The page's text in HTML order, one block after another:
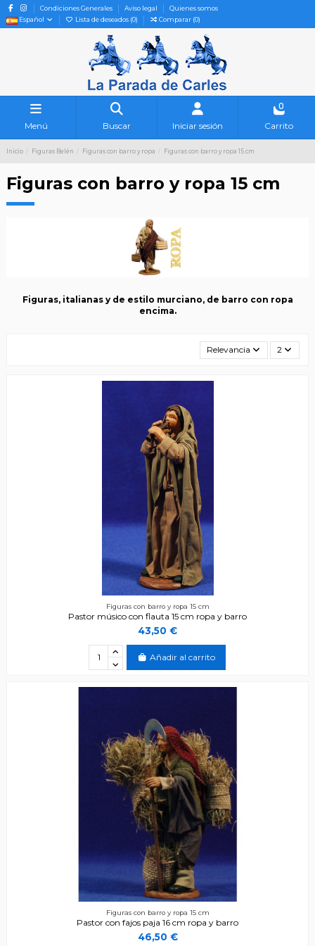
Condiciones Generales Aviso legal
Quienes somos
Español
Lista de deseados (0) Comparar (0)
Menú Buscar Iniciar sesión
0
Carrito
Inicio Figuras Belén Figuras con barro y ropa Figuras con barro y ropa 15 cm
Figuras con barro y ropa 15 cm
Figuras, italianas y de estilo murciano, de barro con ropa
encima.
Relevancia 2
Figuras con barro y ropa 15 cm
Pastor músico con flauta 15 cm ropa y barro
43,50 €
Añadir al carrito
Figuras con barro y ropa 15 cm
Pastor con fajos paja 16 cm ropa y barro
46,50 €